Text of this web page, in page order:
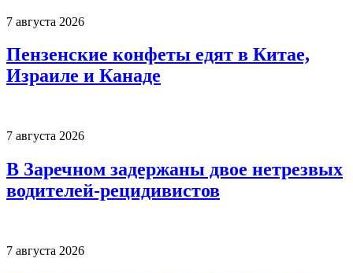
7 августа 2026
Пензенские конфеты едят в Китае,
Израиле и Канаде
7 августа 2026
В Заречном задержаны двое нетрезвых
водителей-рецидивистов
7 августа 2026